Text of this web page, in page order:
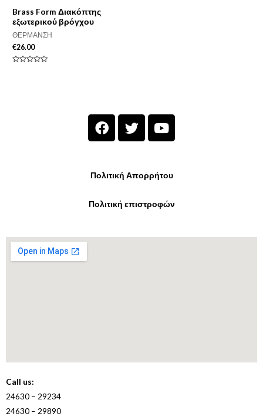
Brass Form Διακόπτης
εξωτερικού βρόγχου
ΘΕΡΜΑΝΣΗ
€26.00
Πολιτική Απορρήτου
Πολιτική επιστροφών
Call us:
24630 – 29234
24630 – 29890